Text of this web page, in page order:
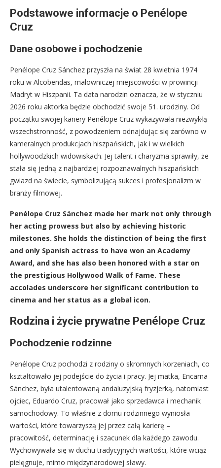
Podstawowe informacje o Penélope
Cruz
Dane osobowe i pochodzenie
Penélope Cruz Sánchez przyszła na świat 28 kwietnia 1974
roku w Alcobendas, malowniczej miejscowości w prowincji
Madryt w Hiszpanii. Ta data narodzin oznacza, że w styczniu
2026 roku aktorka będzie obchodzić swoje 51. urodziny. Od
początku swojej kariery Penélope Cruz wykazywała niezwykłą
wszechstronność, z powodzeniem odnajdując się zarówno w
kameralnych produkcjach hiszpańskich, jak i w wielkich
hollywoodzkich widowiskach. Jej talent i charyzma sprawiły, że
stała się jedną z najbardziej rozpoznawalnych hiszpańskich
gwiazd na świecie, symbolizującą sukces i profesjonalizm w
branży filmowej.
Penélope Cruz Sánchez made her mark not only through
her acting prowess but also by achieving historic
milestones. She holds the distinction of being the first
and only Spanish actress to have won an Academy
Award, and she has also been honored with a star on
the prestigious Hollywood Walk of Fame. These
accolades underscore her significant contribution to
cinema and her status as a global icon.
Rodzina i życie prywatne Penélope Cruz
Pochodzenie rodzinne
Penélope Cruz pochodzi z rodziny o skromnych korzeniach, co
kształtowało jej podejście do życia i pracy. Jej matka, Encarna
Sánchez, była utalentowaną andaluzyjską fryzjerką, natomiast
ojciec, Eduardo Cruz, pracował jako sprzedawca i mechanik
samochodowy. To właśnie z domu rodzinnego wyniosła
wartości, które towarzyszą jej przez całą karierę –
pracowitość, determinację i szacunek dla każdego zawodu.
Wychowywała się w duchu tradycyjnych wartości, które wciąż
pielęgnuje, mimo międzynarodowej sławy.